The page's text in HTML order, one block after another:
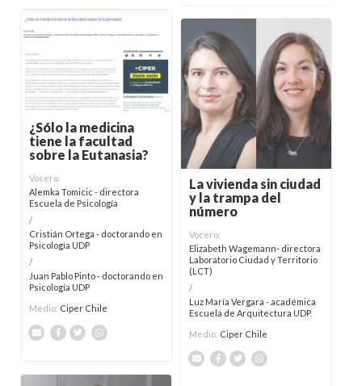
¿Sólo la medicina
tiene la facultad
sobre la Eutanasia?
Vocero:
Alemka Tomicic - directora
Escuela de Psicología
/
Cristián Ortega - doctorando en
Psicología UDP
/
Juan Pablo Pinto - doctorando en
Psicología UDP
Medio: Ciper Chile
La vivienda sin ciudad
y la trampa del
número
Vocero:
Elizabeth Wagemann- directora
Laboratorio Ciudad y Territorio
(LCT)
/
Luz María Vergara - académica
Escuela de Arquitectura UDP.
Medio: Ciper Chile